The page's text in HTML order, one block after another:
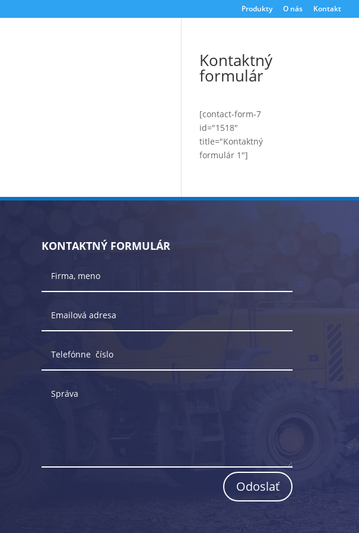
Produkty O nás Kontakt
Kontaktný
formulár
[contact-form-7
id="1518"
title="Kontaktný
formulár 1"]
KONTAKTNÝ FORMULÁR
Odoslať